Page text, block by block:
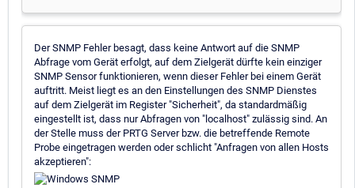
Der SNMP Fehler besagt, dass keine Antwort auf die SNMP
Abfrage vom Gerät erfolgt, auf dem Zielgerät dürfte kein einziger
SNMP Sensor funktionieren, wenn dieser Fehler bei einem Gerät
auftritt. Meist liegt es an den Einstellungen des SNMP Dienstes
auf dem Zielgerät im Register "Sicherheit", da standardmäßig
eingestellt ist, dass nur Abfragen von "localhost" zulässig sind. An
der Stelle muss der PRTG Server bzw. die betreffende Remote
Probe eingetragen werden oder schlicht "Anfragen von allen Hosts
akzeptieren":